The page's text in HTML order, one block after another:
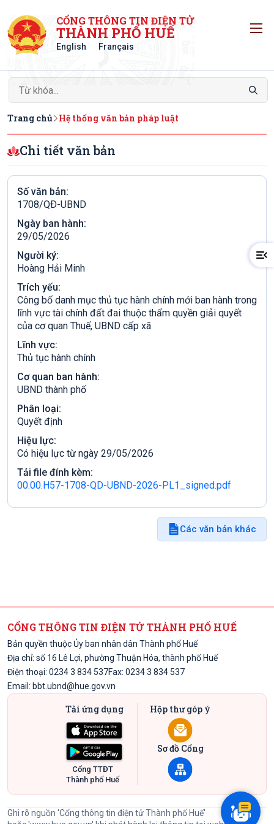
CỔNG THÔNG TIN ĐIỆN TỬ
THÀNH PHỐ HUẾ
English Français
Trang chủ Hệ thống văn bản pháp luật
Chi tiết văn bản
Số văn bản:
1708/QÐ-UBND
Ngày ban hành:
29/05/2026
Người ký:
Hoàng Hải Minh
Trích yếu:
Công bố danh mục thủ tục hành chính mới ban hành trong
lĩnh vực tài chính đất đai thuộc thẩm quyền giải quyết
của cơ quan Thuế, UBND cấp xã
Lĩnh vực:
Thủ tục hành chính
Cơ quan ban hành:
UBND thành phố
Phân loại:
Quyết định
Hiệu lực:
Có hiệu lực từ ngày 29/05/2026
Tải file đính kèm:
00.00.H57-1708-QD-UBND-2026-PL1_signed.pdf
Các văn bản khác
CỔNG THÔNG TIN ĐIỆN TỬ THÀNH PHỐ HUẾ
Bản quyền thuộc Ủy ban nhân dân Thành phố Huế
Địa chỉ: số 16 Lê Lợi, phường Thuận Hóa, thành phố Huế
Điện thoại: 0234 3 834 537Fax: 0234 3 834 537
Email: bbt.ubnd@hue.gov.vn
Tải ứng dụng
Cổng TTĐT
Thành phố Huế
Hộp thư góp ý
Sơ đồ Cổng
Ghi rõ nguồn 'Cổng thông tin điện tử Thành phố Huế'